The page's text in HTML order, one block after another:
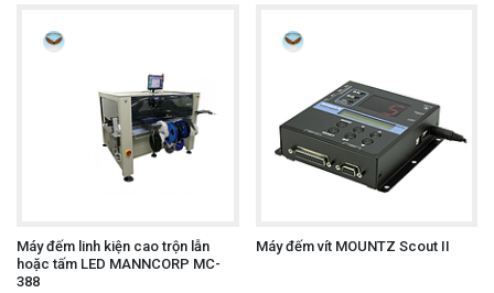
Máy đếm linh kiện cao trộn lẫn
hoặc tấm LED MANNCORP MC-
388
Máy đếm vít MOUNTZ Scout II